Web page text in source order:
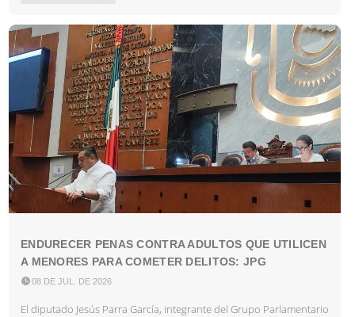
ENDURECER PENAS CONTRA ADULTOS QUE UTILICEN
A MENORES PARA COMETER DELITOS: JPG
08 DE JUL. DE 2026
El diputado Jesús Parra García, integrante del Grupo Parlamentario